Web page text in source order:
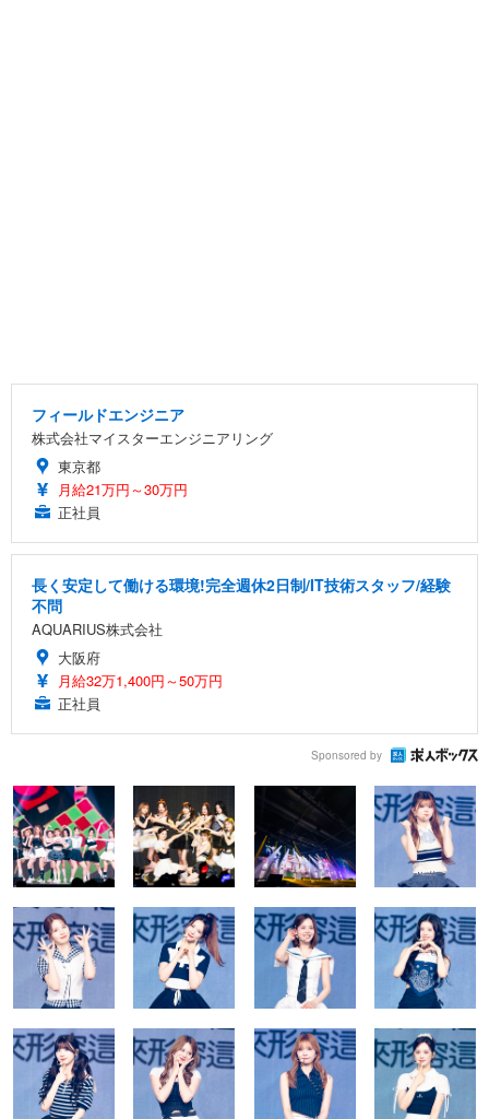
フィールドエンジニア
株式会社マイスターエンジニアリング
東京都
月給21万円～30万円
正社員
長く安定して働ける環境!完全週休2日制/IT技術スタッフ/経験
不問
AQUARIUS株式会社
大阪府
月給32万1,400円～50万円
正社員
Sponsored by